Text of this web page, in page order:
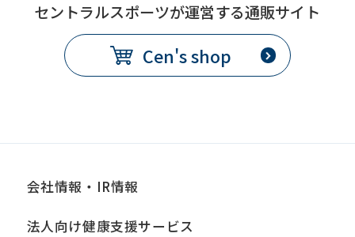
understand
this
before
service.
セントラルスポーツが運営する通販サイト
Cen's shop
会社情報・IR情報
法人向け健康支援サービス